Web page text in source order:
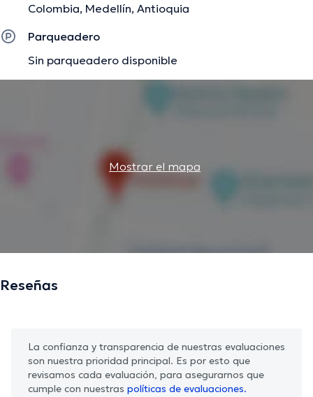
Colombia, Medellín, Antioquia
Parqueadero
Sin parqueadero disponible
Mostrar el mapa
Reseñas
La confianza y transparencia de nuestras evaluaciones
son nuestra prioridad principal. Es por esto que
revisamos cada evaluación, para asegurarnos que
cumple con nuestras políticas de evaluaciones.